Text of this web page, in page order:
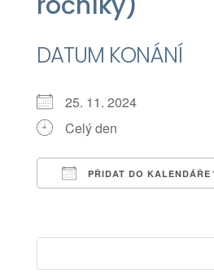
DATUM KONÁNÍ
25. 11. 2024
Celý den
PŘIDAT DO KALENDÁŘE